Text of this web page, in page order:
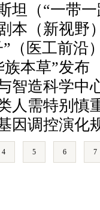
坦（“一带
本（新视野
（医工前沿
本草”发布
智造科学中
人需特别慎
因调控演化
4 5 6 7